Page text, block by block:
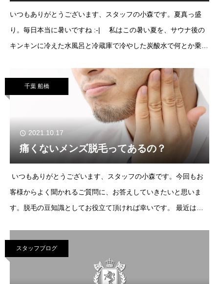
いつもありがとうございます、スタッフの小森です。夏真っ盛
り。毎日本当に暑いですね :-| 私はこの暑い夏を、サウナ後の
キンキンに冷えた水風呂と冷蔵庫で冷やした炭酸水で何とか乗り
て頂ければと思います。&nbsp
千葉 船橋
2021.10.17
痛くないメンズ脱毛ってあるの？
いつもありがとうございます、スタッフの小森です。今回もお
客様からよく聞かれるご質問に、お答えしていきたいと思いま
す。脱毛の豆知識としてお役立て頂ければ幸いです。 最近は広
くなんて古い」など、よく目にするように
スタッフブログ